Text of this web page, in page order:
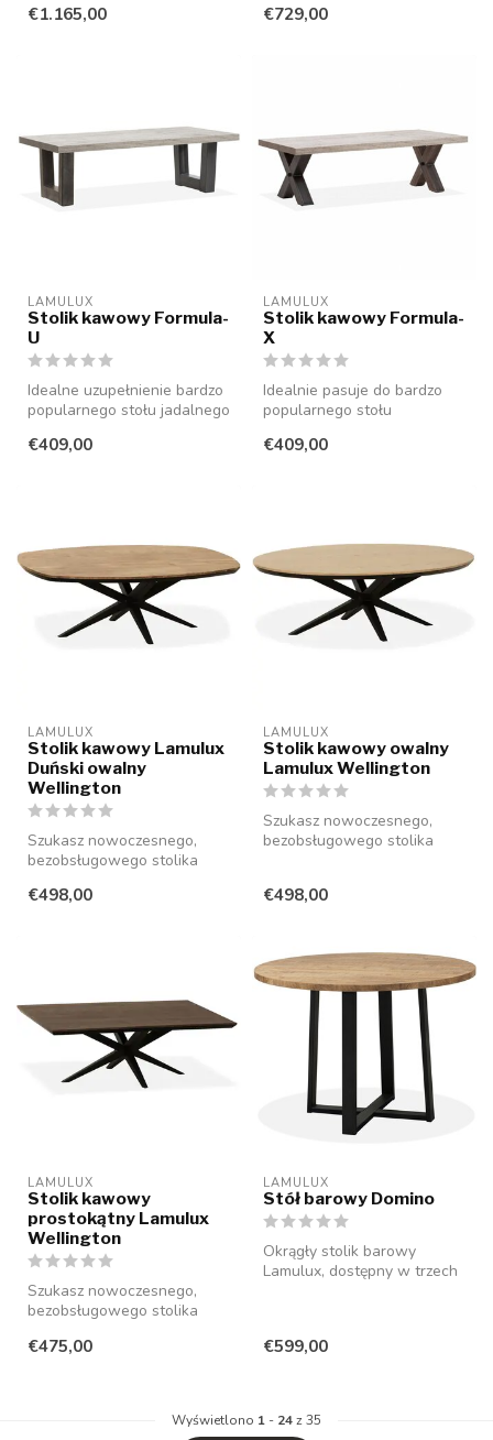
rozmiara...
€1.165,00 €729,00
LAMULUX
Stolik kawowy Formula-
U
Idealne uzupełnienie bardzo
popularnego stołu jadalnego
€409,00
LAMULUX
Stolik kawowy Formula-
X
Idealnie pasuje do bardzo
popularnego stołu
stolik k...
€409,00
LAMULUX
Stolik kawowy Lamulux
Duński owalny
Wellington
Szukasz nowoczesnego,
bezobsługowego stolika
wpasuje si...
€498,00
LAMULUX
Stolik kawowy owalny
Lamulux Wellington
Szukasz nowoczesnego,
bezobsługowego stolika
€498,00
LAMULUX
Stolik kawowy
prostokątny Lamulux
Wellington
Szukasz nowoczesnego,
bezobsługowego stolika
wpasuje si...
€475,00
LAMULUX
Stół barowy Domino
Okrągły stolik barowy
Lamulux, dostępny w trzech
€599,00
Wyświetlono 1 - 24z 35